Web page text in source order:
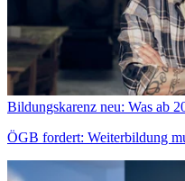
Bildungskarenz neu: Was ab
ÖGB fordert: Weiterbildung